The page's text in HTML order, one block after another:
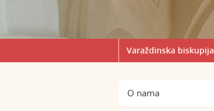
Varaždinska biskupija
O nama